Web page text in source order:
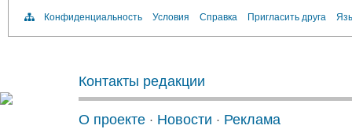
Конфиденциальность Условия Справка Пригласить друга
Контакты редакции
О проекте · Новости · Реклама